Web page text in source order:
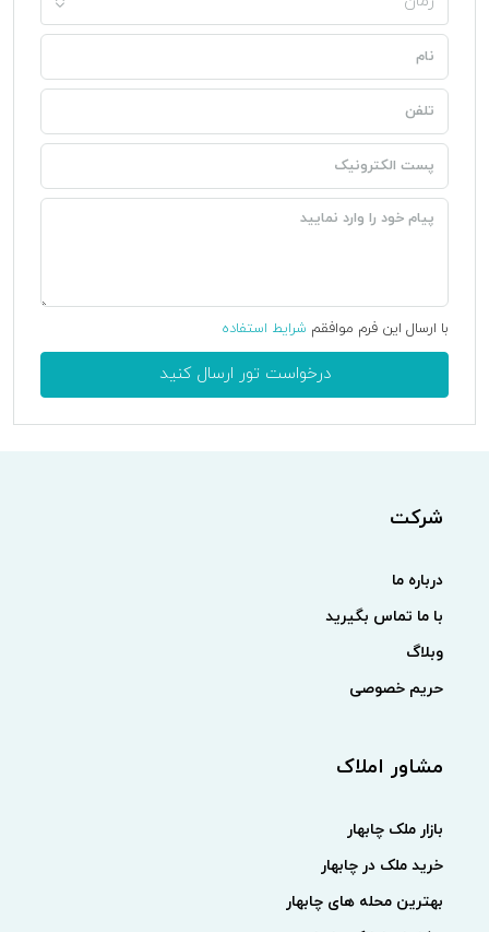
با ارسال این فرم موافقم شرایط استفاده
درخواست تور ارسال کنید
شرکت
درباره ما
با ما تماس بگیرید
وبلاگ
حریم خصوصی
مشاور املاک
بازار ملک چابهار
خرید ملک در چابهار
بهترین محله های چابهار